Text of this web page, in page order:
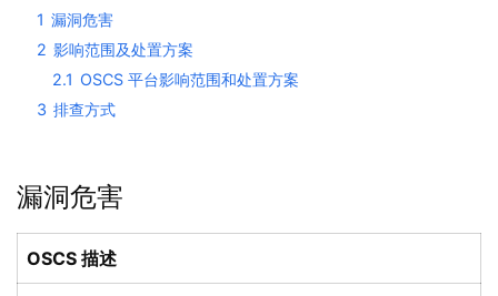
1 漏洞危害
2 影响范围及处置方案
2.1 OSCS 平台影响范围和处置方案
3 排查方式
漏洞危害
OSCS 描述